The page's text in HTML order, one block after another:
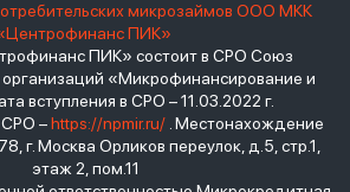
микрозаймов ООО МКК
ПИК»
ПИК» состоит в СРО Союз
«Микрофинансирование и
вступления в СРО – 11.03.2022 г.
–https://npmir.ru/. Местонахождение
г. Москва Орликов переулок, д.5, стр.1,
этаж 2, пом.11